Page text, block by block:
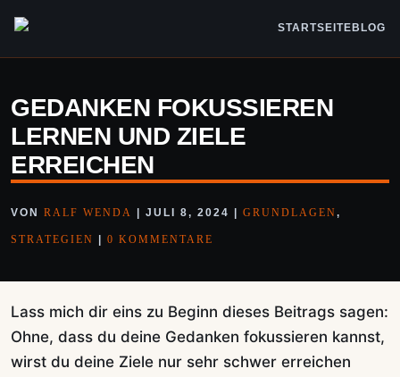
STARTSEITE BLOG
GEDANKEN FOKUSSIEREN
LERNEN UND ZIELE
ERREICHEN
VON RALF WENDA JULI 8, 2024 GRUNDLAGEN,
STRATEGIEN 0 KOMMENTARE
Lass mich dir eins zu Beginn dieses Beitrags sagen:
Ohne, dass du deine Gedanken fokussieren kannst,
wirst du deine Ziele nur sehr schwer erreichen